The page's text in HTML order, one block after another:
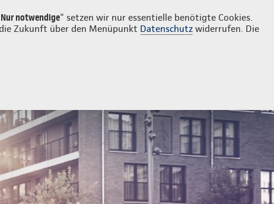
Nur notwendige" setzen wir nur essentielle benötigte Cookies.
Zukunft über den Menüpunkt Datenschutz widerrufen. Die
Login Kontakt 02161 8209731